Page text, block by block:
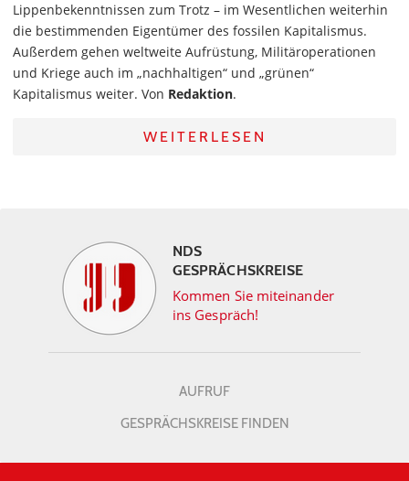
Lippenbekenntnissen zum Trotz – im Wesentlichen weiterhin
die bestimmenden Eigentümer des fossilen Kapitalismus.
Außerdem gehen weltweite Aufrüstung, Militäroperationen
und Kriege auch im „nachhaltigen“ und „grünen“
Kapitalismus weiter. Von Redaktion.
WEITERLESEN
NDS
GESPRÄCHSKREISE
Kommen Sie miteinander
ins Gespräch!
AUFRUF
GESPRÄCHSKREISE FINDEN